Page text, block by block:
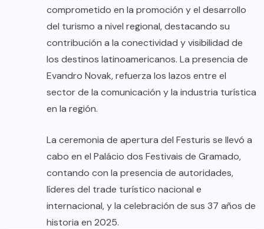
comprometido en la promoción y el desarrollo
del turismo a nivel regional, destacando su
contribución a la conectividad y visibilidad de
los destinos latinoamericanos. La presencia de
Evandro Novak, refuerza los lazos entre el
sector de la comunicación y la industria turística
en la región.
La ceremonia de apertura del Festuris se llevó a
cabo en el Palácio dos Festivais de Gramado,
contando con la presencia de autoridades,
líderes del trade turístico nacional e
internacional, y la celebración de sus 37 años de
historia en 2025.